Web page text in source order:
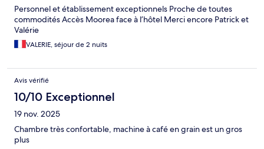
Personnel et établissement exceptionnels Proche de toutes
commodités Accès Moorea face à l’hôtel Merci encore Patrick et
Valérie
VALERIE, séjour de 2 nuits
Avis vérifié
10/10 Exceptionnel
19 nov. 2025
Chambre très confortable, machine à café en grain est un gros
plus